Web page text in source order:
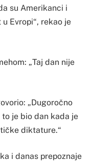
su Amerikanci i
Evropi“, rekao je
„Taj dan nije
„Dugoročno
je bio dan kada je
diktature.“
i danas prepoznaje